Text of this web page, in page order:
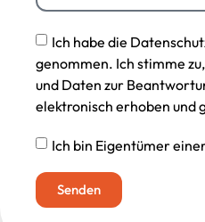
Ich habe die
genommen. Ich stimme
und Daten zur
elektronisch erhoben und
Ich bin Eigentümer
Senden